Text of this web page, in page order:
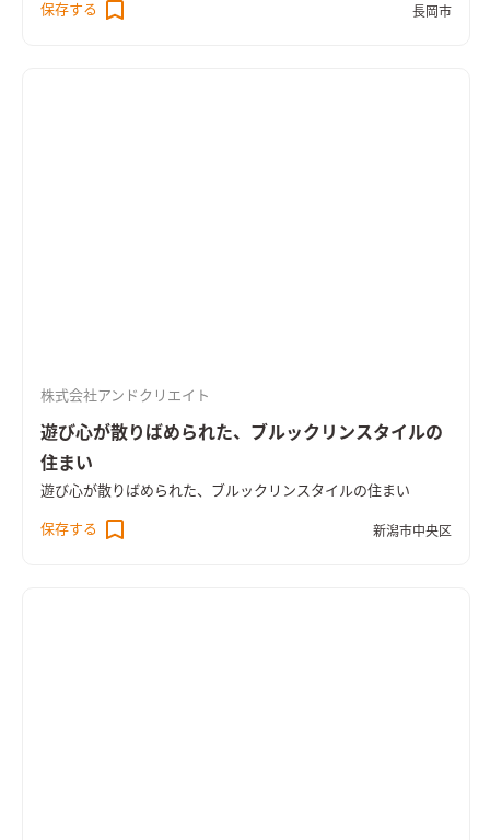
保存する 長岡市
株式会社アンドクリエイト
遊び心が散りばめられた、ブルックリンスタイルの
住まい
遊び心が散りばめられた、ブルックリンスタイルの住まい
保存する 新潟市中央区